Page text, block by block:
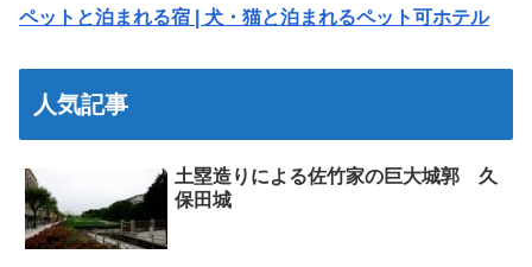
ペットと泊まれる宿 | 犬・猫と泊まれるペット可ホテル
人気記事
土塁造りによる佐竹家の巨大城郭 久
保田城